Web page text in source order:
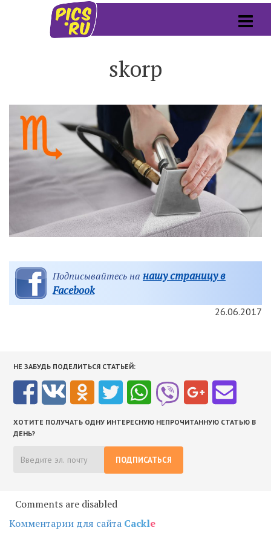
skorp
Подписывайтесь на нашу страницу в
Facebook
26.06.2017
НЕ ЗАБУДЬ ПОДЕЛИТЬСЯ СТАТЬЕЙ:
ХОТИТЕ ПОЛУЧАТЬ ОДНУ ИНТЕРЕСНУЮ НЕПРОЧИТАННУЮ СТАТЬЮ В
ДЕНЬ?
ПОДПИСАТЬСЯ
Comments are disabled
Комментарии для сайта Cackle